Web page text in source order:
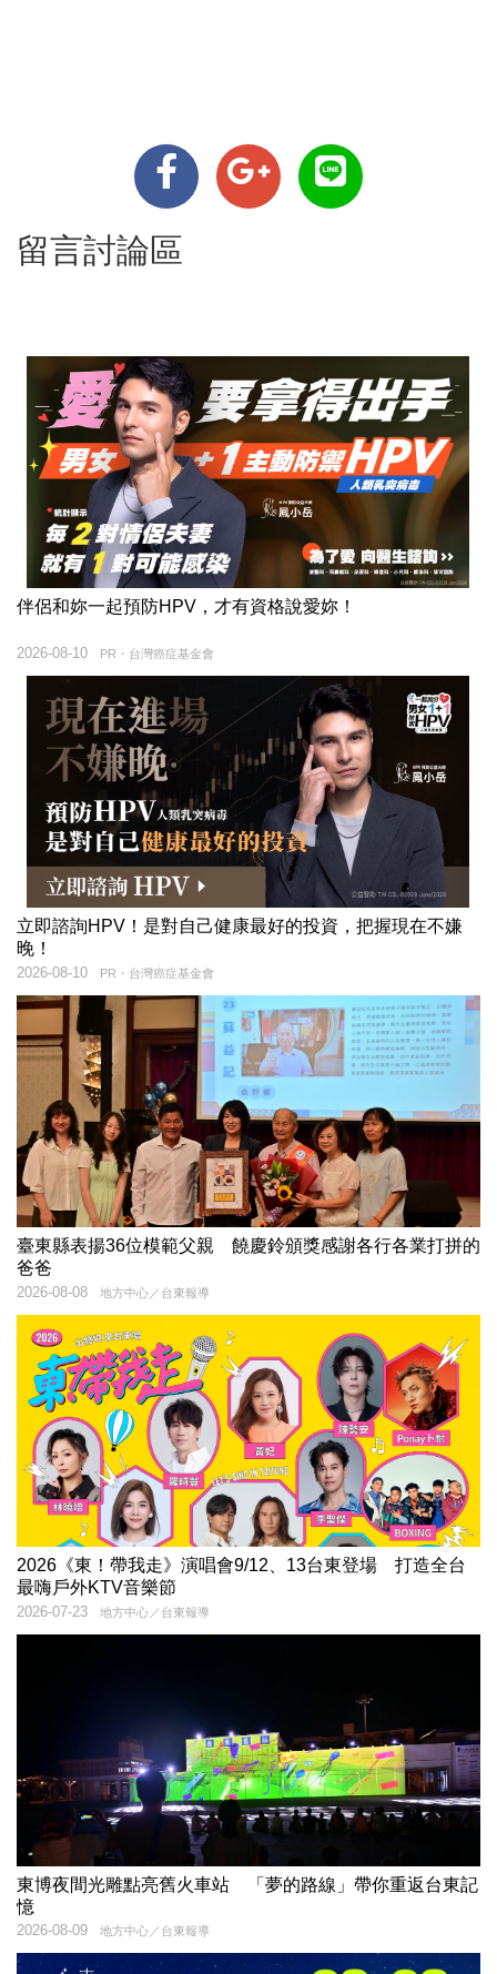
留言討論區
伴侶和妳一起預防HPV，才有資格說愛妳！
PR・台灣癌症基金會
2026-08-10
立即諮詢HPV！是對自己健康最好的投資，把握現在不嫌
晚！
PR・台灣癌症基金會
2026-08-10
臺東縣表揚36位模範父親 饒慶鈴頒獎感謝各行各業打拼的
爸爸
地方中心／台東報導
2026-08-08
2026《東！帶我走》演唱會9/12、13台東登場 打造全台
最嗨戶外KTV音樂節
地方中心／台東報導
2026-07-23
東博夜間光雕點亮舊火車站 「夢的路線」帶你重返台東記
憶
地方中心／台東報導
2026-08-09